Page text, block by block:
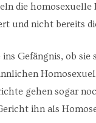
die
und nicht bereits
Gefängnis, ob
gehen sogar
ihn als